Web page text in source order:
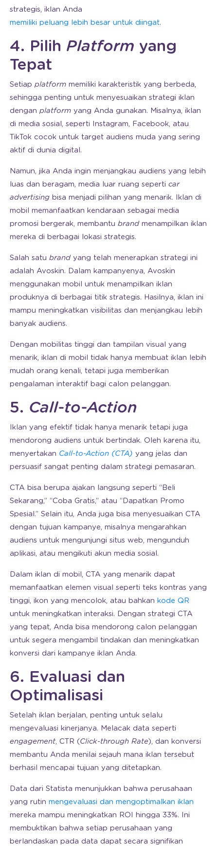
strategis, iklan Anda
memiliki peluang lebih besar untuk diingat.
4. Pilih Platform yang
Tepat
Setiap platform memiliki karakteristik yang berbeda,
sehingga penting untuk menyesuaikan strategi iklan
dengan platform yang Anda gunakan. Misalnya, iklan
di media sosial, seperti Instagram, Facebook, atau
TikTok cocok untuk target audiens muda yang sering
aktif di dunia digital.
Namun, jika Anda ingin menjangkau audiens yang lebih
luas dan beragam, media luar ruang seperti car
advertising bisa menjadi pilihan yang menarik. Iklan di
mobil memanfaatkan kendaraan sebagai media
promosi bergerak, membantu brand menampilkan iklan
mereka di berbagai lokasi strategis.
Salah satu brand yang telah menerapkan strategi ini
adalah Avoskin. Dalam kampanyenya, Avoskin
menggunakan mobil untuk menampilkan iklan
produknya di berbagai titik strategis. Hasilnya, iklan ini
mampu meningkatkan visibilitas dan menjangkau lebih
banyak audiens.
Dengan mobilitas tinggi dan tampilan visual yang
menarik, iklan di mobil tidak hanya membuat iklan lebih
mudah orang kenali, tetapi juga memberikan
pengalaman interaktif bagi calon pelanggan.
5. Call-to-Action
Iklan yang efektif tidak hanya menarik tetapi juga
mendorong audiens untuk bertindak. Oleh karena itu,
menyertakan Call-to-Action (CTA) yang jelas dan
persuasif sangat penting dalam strategi pemasaran.
CTA bisa berupa ajakan langsung seperti “Beli
Sekarang,” “Coba Gratis,” atau “Dapatkan Promo
Spesial.” Selain itu, Anda juga bisa menyesuaikan CTA
dengan tujuan kampanye, misalnya mengarahkan
audiens untuk mengunjungi situs web, mengunduh
aplikasi, atau mengikuti akun media sosial.
Dalam iklan di mobil, CTA yang menarik dapat
memanfaatkan elemen visual seperti teks kontras yang
tinggi, ikon yang mencolok, atau bahkan kode QR
untuk meningkatkan interaksi. Dengan strategi CTA
yang tepat, Anda bisa mendorong calon pelanggan
untuk segera mengambil tindakan dan meningkatkan
konversi dari kampanye iklan Anda.
6. Evaluasi dan
Optimalisasi
Setelah iklan berjalan, penting untuk selalu
mengevaluasi kinerjanya. Melacak data seperti
engagement, CTR (Click-through Rate), dan konversi
membantu Anda menilai sejauh mana iklan tersebut
berhasil mencapai tujuan yang ditetapkan.
Data dari Statista menunjukkan bahwa perusahaan
yang rutin mengevaluasi dan mengoptimalkan iklan
mereka mampu meningkatkan ROI hingga 33%. Ini
membuktikan bahwa setiap perusahaan yang
berlandaskan pada data dapat secara signifikan